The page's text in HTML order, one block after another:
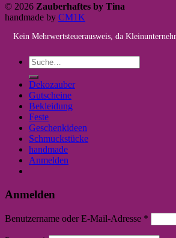
© 2026 Zauberhaftes by Tina
handmade by CM1K
Kein Mehrwertsteuerausweis, da
Suche
nach:
Dekozauber
Gutscheine
Bekleidung
Feste
Geschenkideen
Schmuckstücke
handmade
Anmelden
Anmelden
Benutzername oder E-Mail-Adresse *